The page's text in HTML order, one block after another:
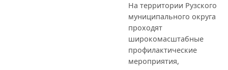
На территории Рузского
муниципального округа
проходят
широкомасштабные
профилактические
мероприятия,